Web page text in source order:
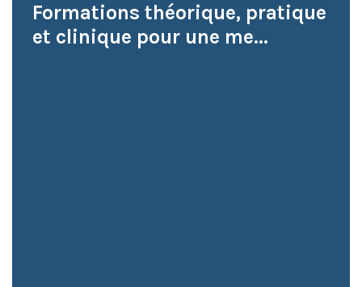
Formations théorique, pratique
et clinique pour une me...